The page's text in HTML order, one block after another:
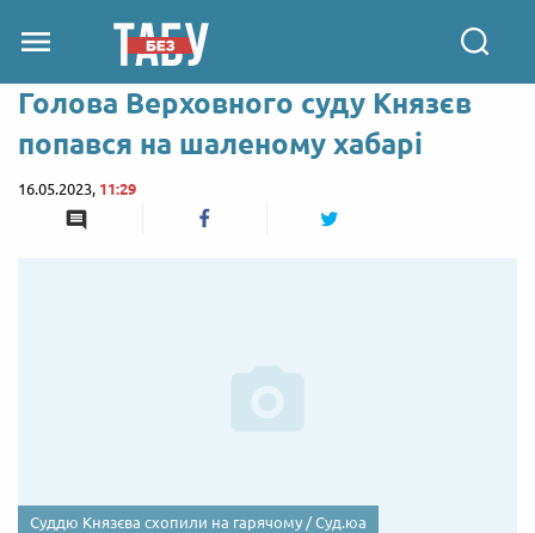
Голова Верховного суду Князєв
попався на шаленому хабарі
16.05.2023, 11:29
Суддю Князєва схопили на гарячому / Суд.юа